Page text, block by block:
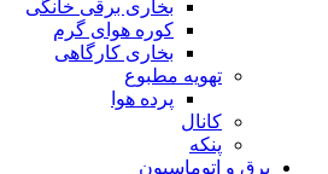
بخاری برقی خانگی
کوره هوای گرم
بخاری کارگاهی
تهویه مطبوع
پرده هوا
کانال
پنکه
برق و اتوماسیون